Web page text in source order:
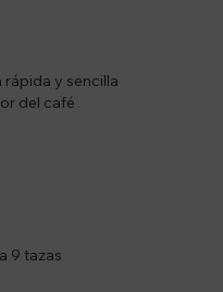
y sencilla
del café
9 tazas